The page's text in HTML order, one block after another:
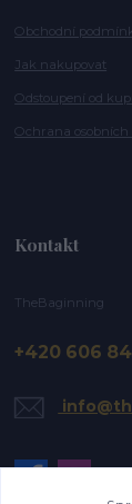
Obchodní
Jak nakupovat
Odstoupení od
Ochrana osobních
Kontakt
TheBaginning
+420 606